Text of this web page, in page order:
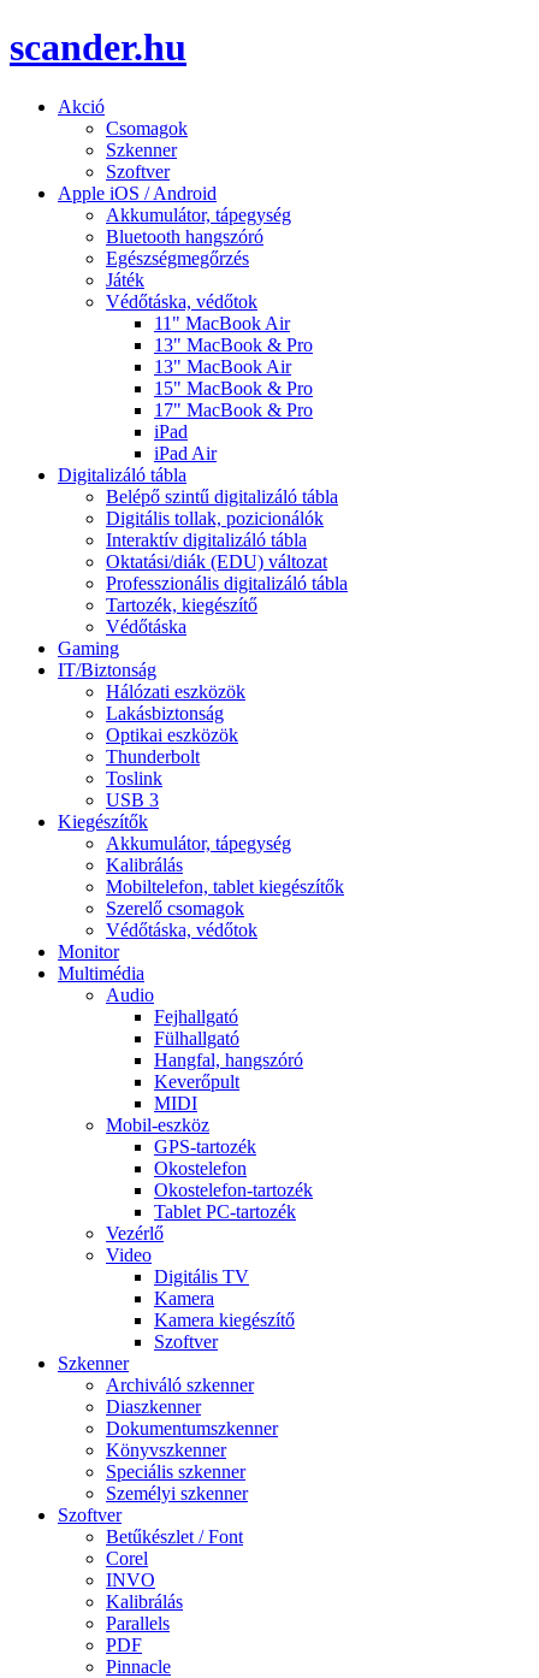
scander.hu
Akció
Csomagok
Szkenner
Szoftver
Apple iOS / Android
Akkumulátor, tápegység
Bluetooth hangszóró
Egészségmegőrzés
Játék
Védőtáska, védőtok
11" MacBook Air
13" MacBook & Pro
13" MacBook Air
15" MacBook & Pro
17" MacBook & Pro
iPad
iPad Air
Digitalizáló tábla
Belépő szintű digitalizáló tábla
Digitális tollak, pozicionálók
Interaktív digitalizáló tábla
Oktatási/diák (EDU) változat
Professzionális digitalizáló tábla
Tartozék, kiegészítő
Védőtáska
Gaming
IT/Biztonság
Hálózati eszközök
Lakásbiztonság
Optikai eszközök
Thunderbolt
Toslink
USB 3
Kiegészítők
Akkumulátor, tápegység
Kalibrálás
Mobiltelefon, tablet kiegészítők
Szerelő csomagok
Védőtáska, védőtok
Monitor
Multimédia
Audio
Fejhallgató
Fülhallgató
Hangfal, hangszóró
Keverőpult
MIDI
Mobil-eszköz
GPS-tartozék
Okostelefon
Okostelefon-tartozék
Tablet PC-tartozék
Vezérlő
Video
Digitális TV
Kamera
Kamera kiegészítő
Szoftver
Szkenner
Archiváló szkenner
Diaszkenner
Dokumentumszkenner
Könyvszkenner
Speciális szkenner
Személyi szkenner
Szoftver
Betűkészlet / Font
Corel
INVO
Kalibrálás
Parallels
PDF
Pinnacle